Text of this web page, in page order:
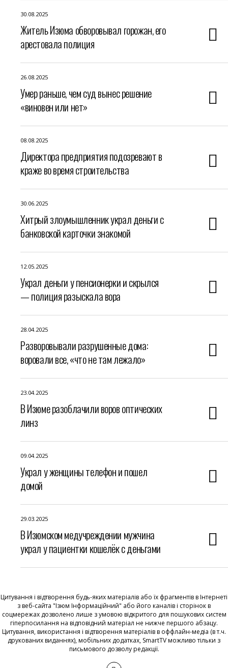
30.08.2025
Житель Изюма обворовывал горожан, его
арестовала полиция
26.08.2025
Умер раньше, чем суд вынес решение
«виновен или нет»
08.08.2025
Директора предприятия подозревают в
краже во время строительства
30.06.2025
Хитрый злоумышленник украл деньги с
банковской карточки знакомой
12.05.2025
Украл деньги у пенсионерки и скрылся
— полиция разыскала вора
28.04.2025
Разворовывали разрушенные дома:
воровали все, «что не там лежало»
23.04.2025
В Изюме разоблачили воров оптических
линз
09.04.2025
Украл у женщины телефон и пошел
домой
29.03.2025
В Изюмском медучреждении мужчина
украл у пациентки кошелёк с деньгами
Цитування і відтворення будь-яких матеріалів або їх фрагментів в Інтернеті
з веб-сайта "Ізюм Інформаційний" або його каналів і сторінок в
соцмережах дозволено лише з умовою відкритого для пошукових систем
гіперпосилання на відповідний матеріал не нижче першого абзацу.
Цитування, використання і відтворення матеріалів в оффлайн-медіа (в т.ч.
друкованих виданнях), мобільних додатках, SmartTV можливо тільки з
письмового дозволу редакції.